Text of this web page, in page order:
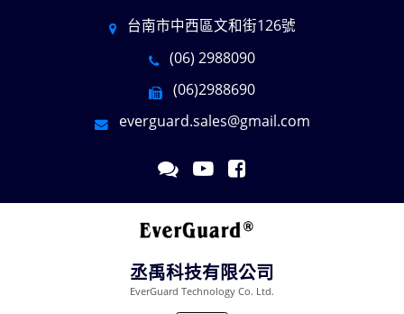
台南市中西區文和街126號
(06) 2988090
(06)2988690
everguard.sales@gmail.com
丞禹科技有限公司
EverGuard Technology Co. Ltd.